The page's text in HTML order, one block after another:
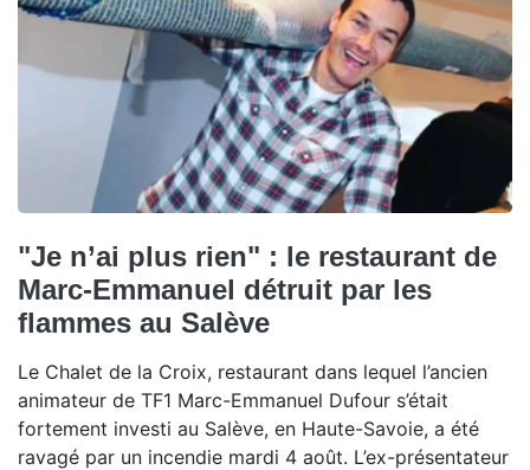
"Je n’ai plus rien" : le restaurant de
Marc-Emmanuel détruit par les
flammes au Salève
Le Chalet de la Croix, restaurant dans lequel l’ancien
animateur de TF1 Marc-Emmanuel Dufour s’était
fortement investi au Salève, en Haute-Savoie, a été
ravagé par un incendie mardi 4 août. L’ex-présentateur